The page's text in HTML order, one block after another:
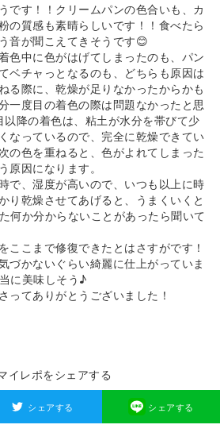
です！！クリームパンの色合いも、カ
の質感も素晴らしいです！！食べたら
音が聞こえてきそうです😊
色中に色がはげてしまったのも、パン
ベチャっとなるのも、どちらも原因は
る際に、乾燥が足りなかったからかも
一度目の着色の際は問題なかったと思
以降の着色は、粘土が水分を帯びて少
なっているので、完全に乾燥できてい
の色を重ねると、色がよれてしまった
原因になります。
で、湿度が高いので、いつも以上に時
り乾燥させてあげると、うまくいくと
何か分からないことがあったら聞いて
ここまで修復できたとはさすがです！
づかないぐらい綺麗に仕上がっていま
に美味しそう♪
ってありがとうございました！
イレポをシェアする
シェアする シェアする